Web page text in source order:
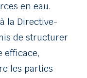
en eau.
la Directive-
de structurer
efficace,
les parties